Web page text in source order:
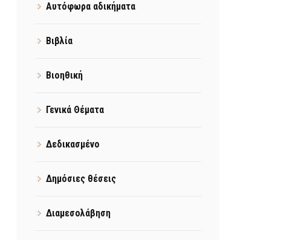
Αυτόφωρα αδικήματα
Βιβλία
Βιοηθική
Γενικά Θέματα
Δεδικασμένο
Δημόσιες θέσεις
Διαμεσολάβηση